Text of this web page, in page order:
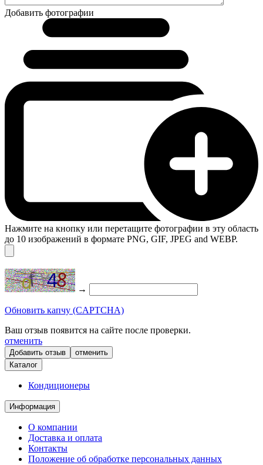
Добавить фотографии
Нажмите на кнопку или перетащите фотографии в эту область
до 10 изображений в формате PNG, GIF, JPEG and WEBP.
→
Обновить капчу (CAPTCHA)
Ваш отзыв появится на сайте после проверки.
отменить
отменить
Каталог
Кондиционеры
Информация
О компании
Доставка и оплата
Контакты
Положение об обработке персональных данных